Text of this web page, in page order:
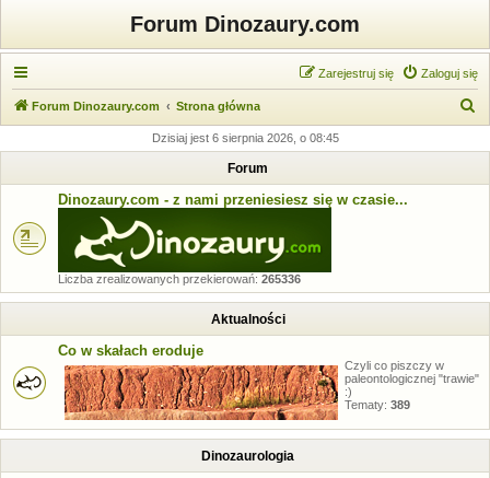
Forum Dinozaury.com
Zaloguj się
Zarejestruj się
Forum Dinozaury.com Strona główna
k
Dzisiaj jest 6 sierpnia 2026, o 08:45
Forum
Dinozaury.com - z nami przeniesiesz się w czasie...
Liczba zrealizowanych przekierowań: 265336
Aktualności
Co w skałach eroduje
Czyli co piszczy w
paleontologicznej "trawie"
:)
Tematy: 389
Dinozaurologia